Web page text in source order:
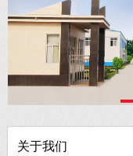
关于我们